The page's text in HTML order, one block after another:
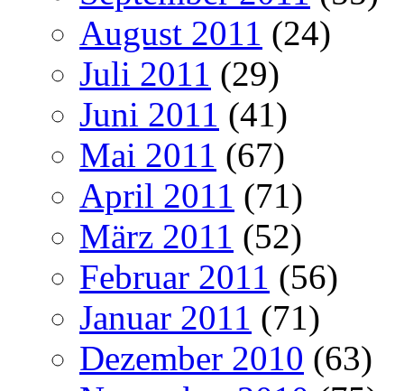
August 2011 (24)
Juli 2011 (29)
Juni 2011 (41)
Mai 2011 (67)
April 2011 (71)
März 2011 (52)
Februar 2011 (56)
Januar 2011 (71)
Dezember 2010 (63)